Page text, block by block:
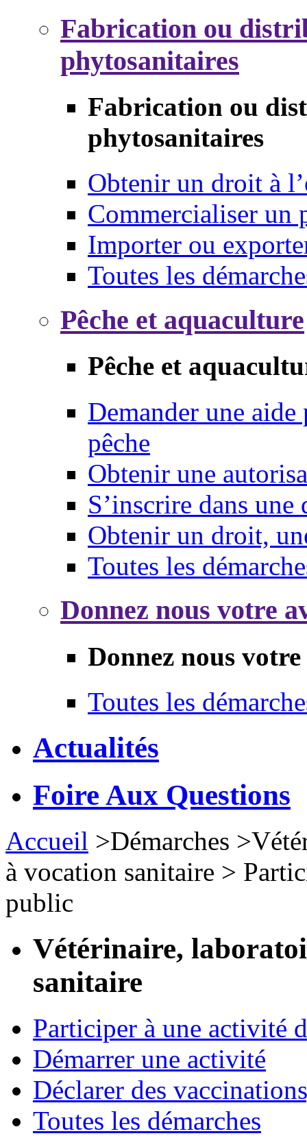
Fabrication ou
phytosanitaires
Fabrication ou
phytosanitaires
Obtenir un droit à
Commercialiser un
Importer ou
Toutes les
Pêche et aquaculture
Pêche et
Demander une
pêche
Obtenir une
S’inscrire dans une
Obtenir un droit,
Toutes les
Donnez nous votre
Donnez nous
Toutes les
Actualités
Foire Aux Questions
Accueil >Démarches >
à vocation sanitaire >
public
Vétérinaire,
sanitaire
Participer à une activité
Démarrer une activité
Déclarer des
Toutes les démarches